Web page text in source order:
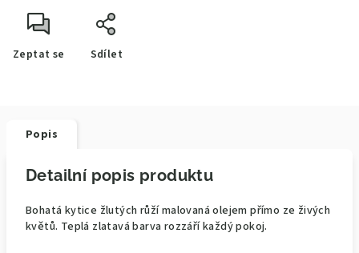
Zeptat se Sdílet
Popis
Detailní popis produktu
Bohatá kytice žlutých růží malovaná olejem přímo ze živých
květů. Teplá zlatavá barva rozzáří každý pokoj.